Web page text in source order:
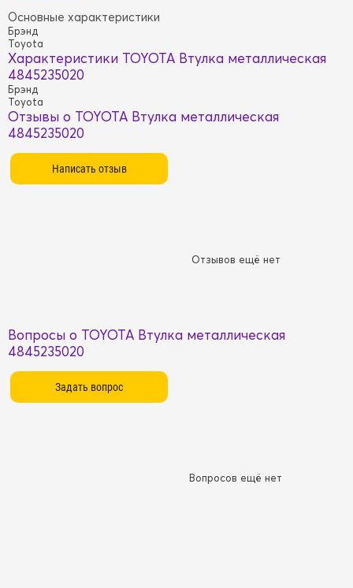
Основные характеристики
Брэнд
Toyota
Характеристики TOYOTA Втулка металлическая
4845235020
Брэнд
Toyota
Отзывы о TOYOTA Втулка металлическая
4845235020
Отзывов ещё нет
Вопросы о TOYOTA Втулка металлическая
4845235020
Вопросов ещё нет